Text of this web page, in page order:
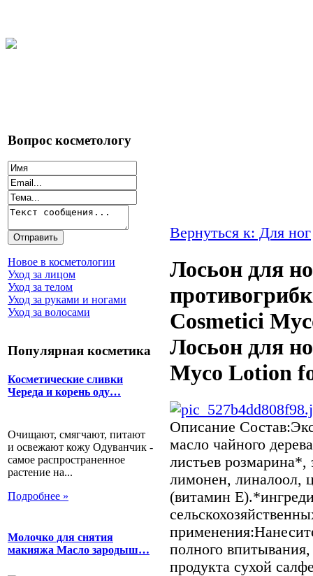
Вопрос косметологу
Новое в косметологии
Уход за лицом
Уход за телом
Уход за руками и ногами
Уход за волосами
Популярная косметика
Косметические сливки
Череда и корень оду…
Очищают, смягчают, питают
и освежают кожу Одуванчик -
самое распространенное
растение на...
Подробнее »
Молочко для снятия
макияжа Масло зародыш…
Вернуться к: Для ног
Лосьон для
Cosmetici
Лосьон для
Myco Lotion
Описание
масло чайного
листьев розмарина*,
лимонен, линалоол,
(витамин
полного
продукта сухой